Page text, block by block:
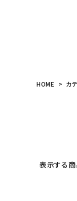
HOME カ
表示する商